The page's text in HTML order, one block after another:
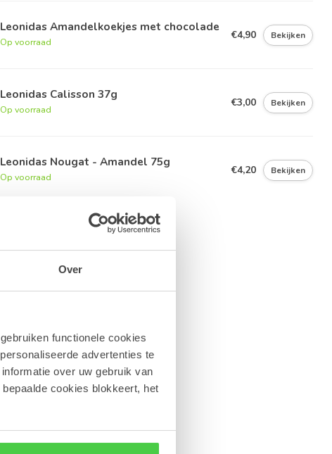
Over
functionele cookies
advertenties te
over uw gebruik van
cookies blokkeert, het
Leonidas Amandelkoekjes met chocolade
Op voorraad
€4,90 Bekijken
Leonidas Calisson 37g
Op voorraad
€3,00 Bekijken
Leonidas Nougat - Amandel 75g
Op voorraad
€4,20 Bekijken